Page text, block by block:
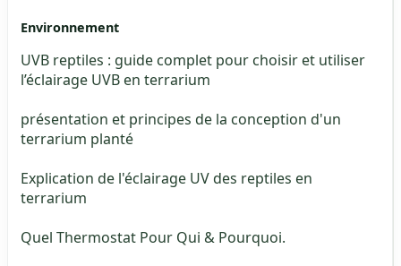
Environnement
UVB reptiles : guide complet pour choisir et utiliser
l’éclairage UVB en terrarium
présentation et principes de la conception d'un
terrarium planté
Explication de l'éclairage UV des reptiles en
terrarium
Quel Thermostat Pour Qui & Pourquoi.